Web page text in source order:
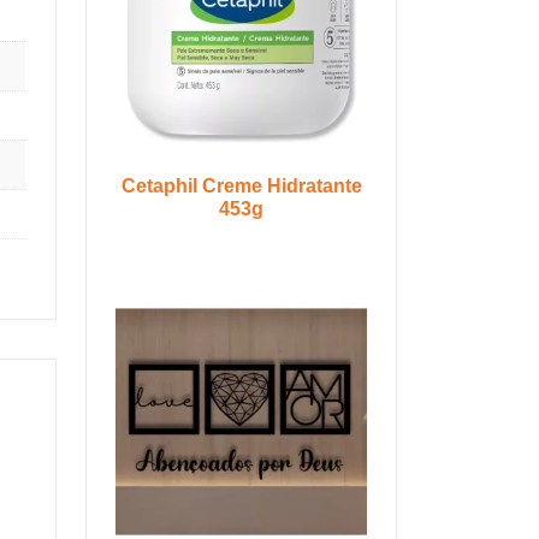
Cetaphil Creme Hidratante
453g